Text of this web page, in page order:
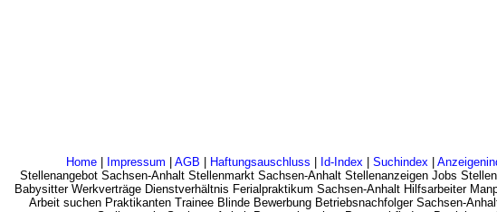
Home| Impressum AGB Haftungsauschluss Id-Index| Suchindex|
Stellenangebot Sachsen-Anhalt Stellenmarkt Sachsen-Anhalt Stellenanzeigen Jobs
Babysitter Werkverträge Dienstverhältnis Ferialpraktikum Sachsen-Anhalt Hilfsarbeiter
Arbeit suchen Praktikanten Trainee Blinde Bewerbung Betriebsnachfolger Sachsen-